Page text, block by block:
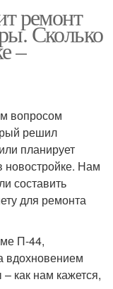
ремонт
Сколько
–
вопросом
решил
планирует
новостройке. Нам
составить
для ремонта
П-44,
вдохновением
как нам кажется,